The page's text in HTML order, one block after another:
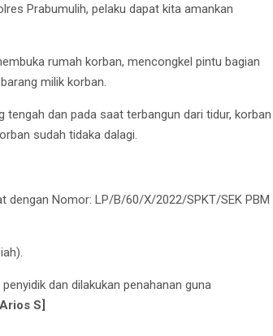
Prabumulih, pelaku dapat kita amankan
rumah korban, mencongkel pintu bagian
milik korban.
dan pada saat terbangun dari tidur, korban
sudah tidaka dalagi.
dengan Nomor: LP/B/60/X/2022/SPKT/SEK PBM
dan dilakukan penahanan guna
S]